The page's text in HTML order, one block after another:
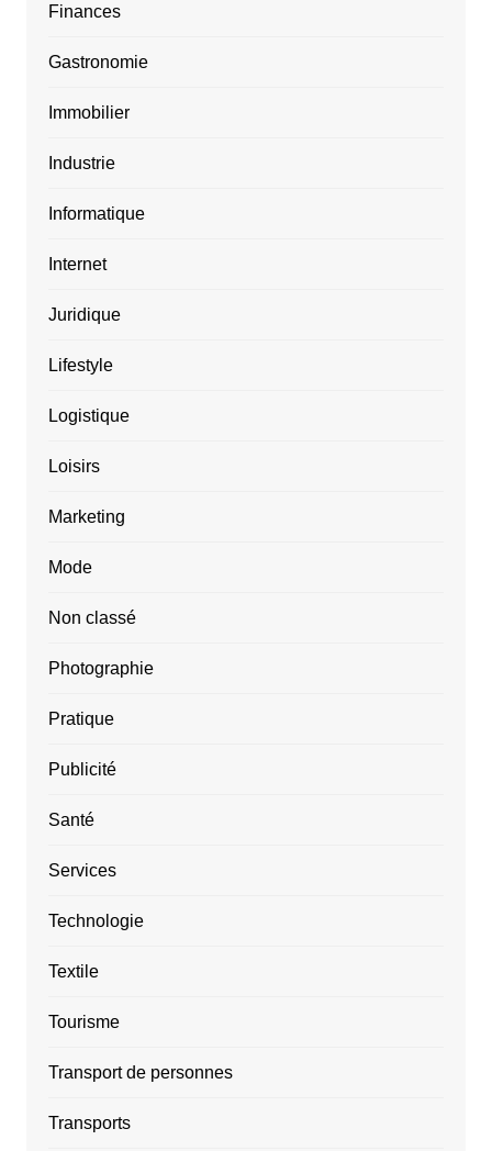
Finances
Gastronomie
Immobilier
Industrie
Informatique
Internet
Juridique
Lifestyle
Logistique
Loisirs
Marketing
Mode
Non classé
Photographie
Pratique
Publicité
Santé
Services
Technologie
Textile
Tourisme
Transport de personnes
Transports